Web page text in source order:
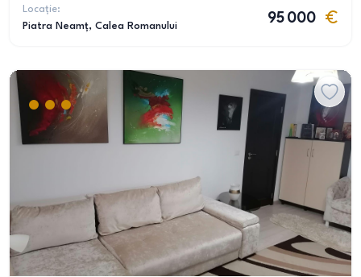
Locație:
Piatra Neamț, Calea Romanului
95 000